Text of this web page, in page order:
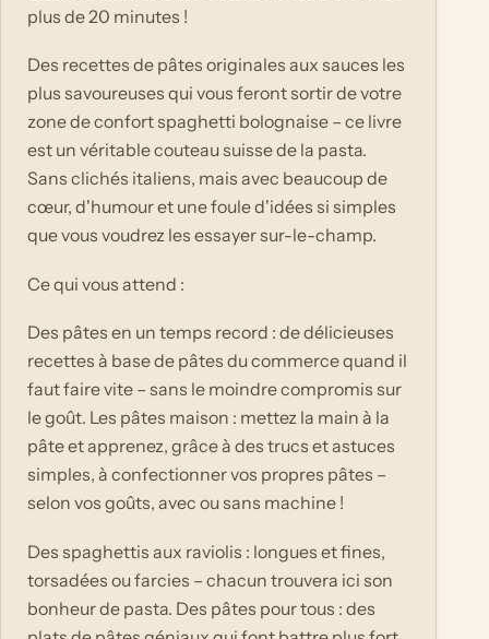
plus de 20 minutes !
Des recettes de pâtes originales aux sauces les
plus savoureuses qui vous feront sortir de votre
zone de confort spaghetti bolognaise – ce livre
est un véritable couteau suisse de la pasta.
Sans clichés italiens, mais avec beaucoup de
cœur, d'humour et une foule d'idées si simples
que vous voudrez les essayer sur-le-champ.
Ce qui vous attend :
Des pâtes en un temps record : de délicieuses
recettes à base de pâtes du commerce quand il
faut faire vite – sans le moindre compromis sur
le goût. Les pâtes maison : mettez la main à la
pâte et apprenez, grâce à des trucs et astuces
simples, à confectionner vos propres pâtes –
selon vos goûts, avec ou sans machine !
Des spaghettis aux raviolis : longues et fines,
torsadées ou farcies – chacun trouvera ici son
bonheur de pasta. Des pâtes pour tous : des